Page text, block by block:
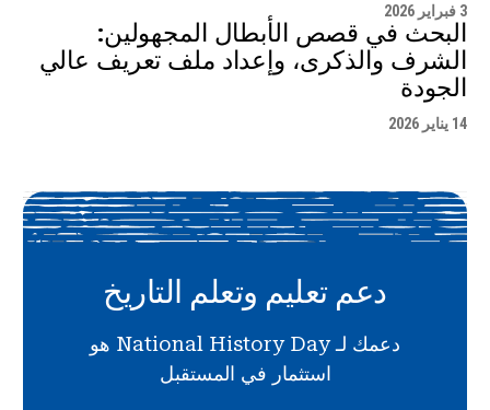
3 فبراير 2026
البحث في قصص الأبطال المجهولين:
الشرف والذكرى، وإعداد ملف تعريف عالي
الجودة
14 يناير 2026
دعم تعليم وتعلم التاريخ
دعمك لـ National History Day هو
استثمار في المستقبل